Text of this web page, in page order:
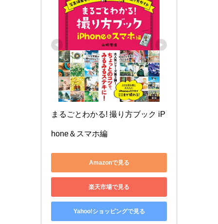
まるごとわかる! 撮り方ブック iP
hone＆スマホ編
Amazonで見る
楽天市場で見る
Yahoo!ショッピングで見る